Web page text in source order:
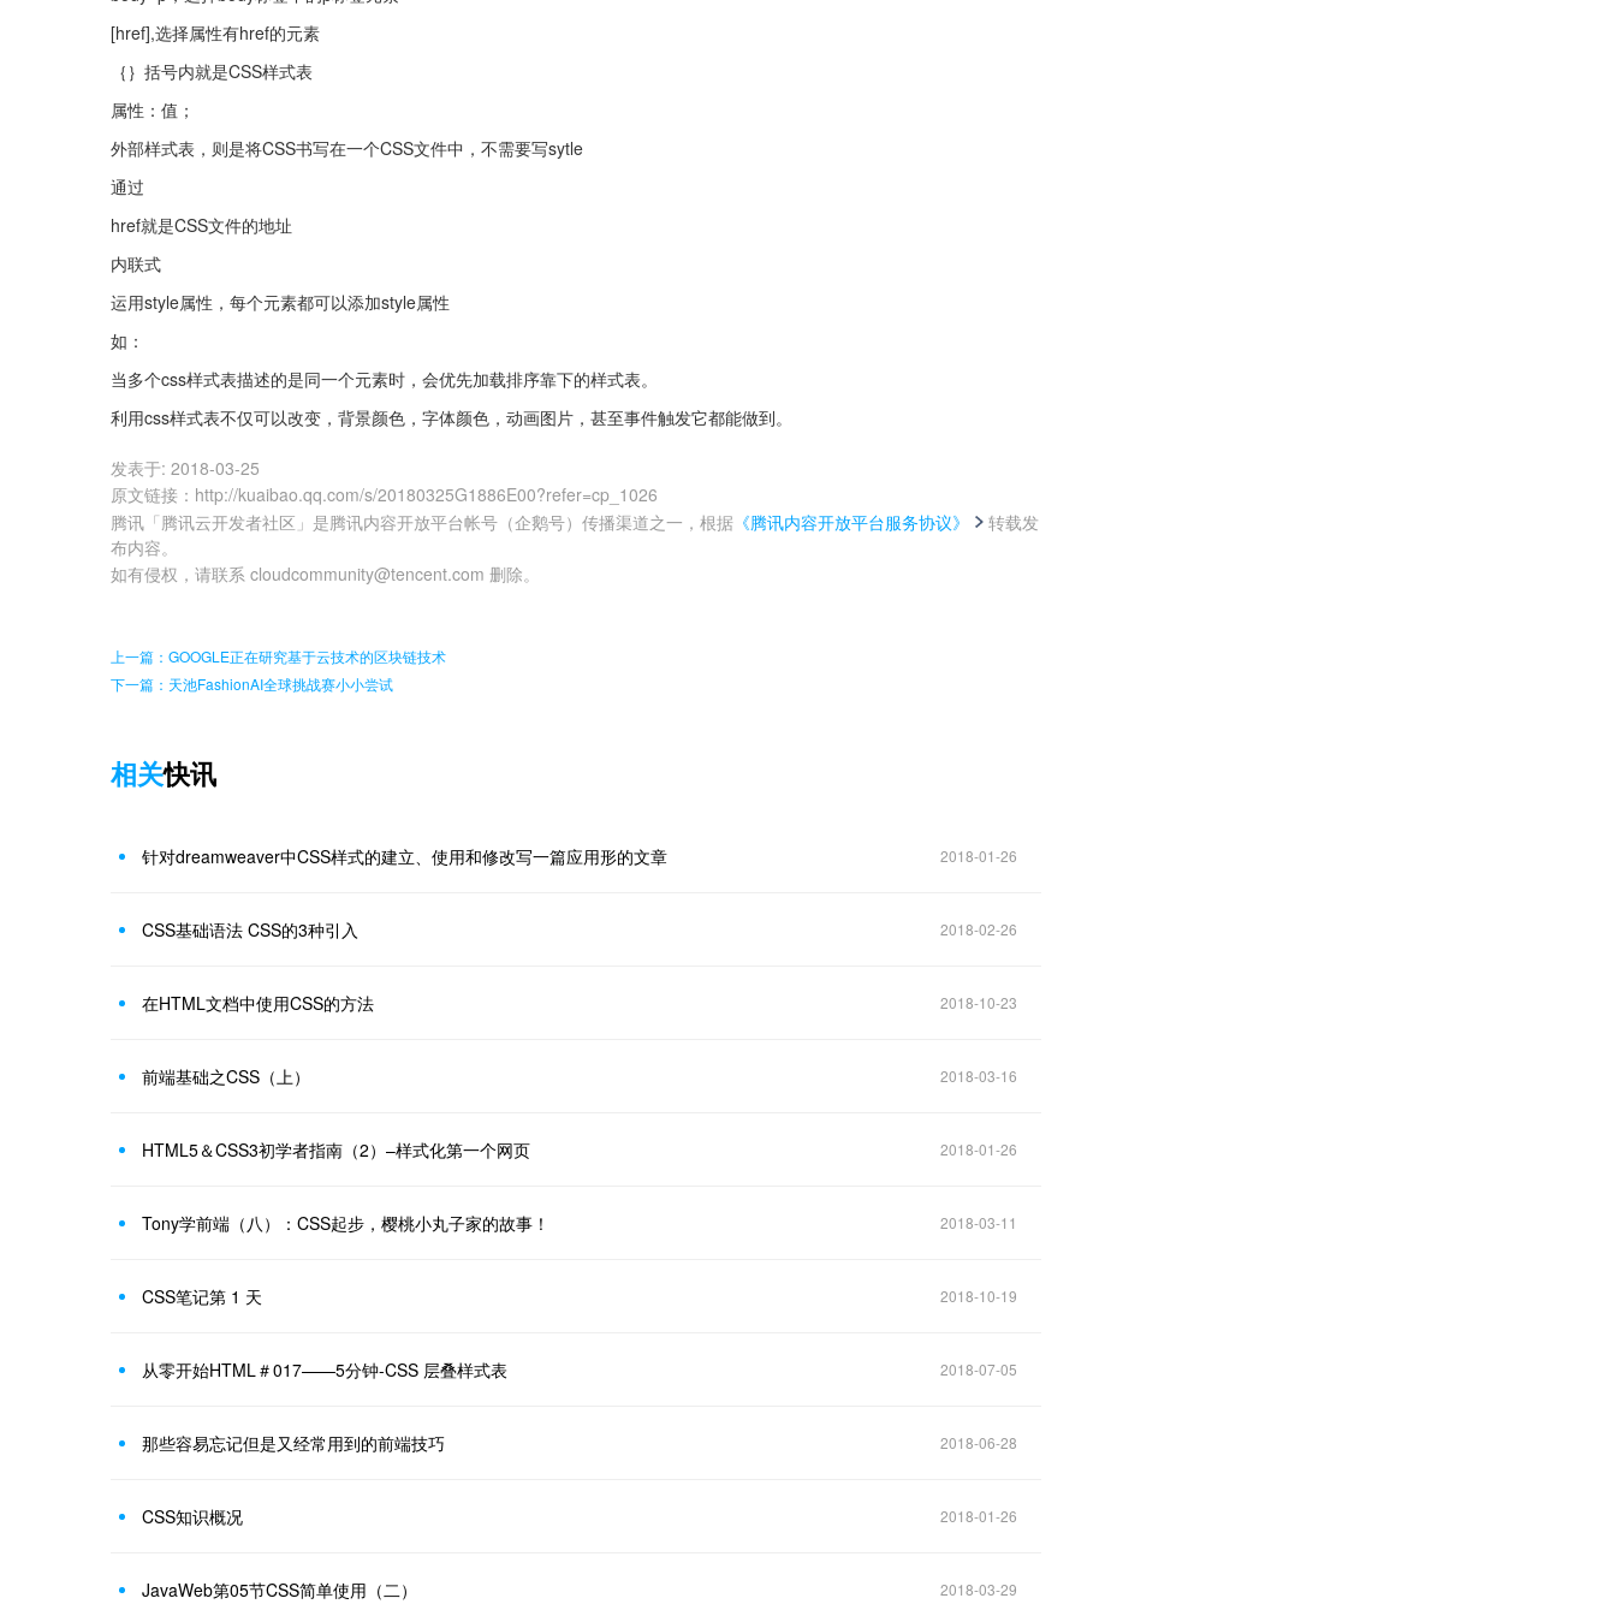
[href],选择属性有href的元素
｛｝括号内就是CSS样式表
属性：值；
外部样式表，则是将CSS书写在一个CSS文件中，不需要写sytle
通过
href就是CSS文件的地址
内联式
运用style属性，每个元素都可以添加style属性
如：
当多个css样式表描述的是同一个元素时，会优先加载排序靠下的样式表。
利用css样式表不仅可以改变，背景颜色，字体颜色，动画图片，甚至事件触发它都能做到。
发表于: 2018-03-25
原文链接 ： http://kuaibao.qq.com/s/20180325G1886E00?refer=cp_1026
腾讯「腾讯云开发者社区」是腾讯内容开放平台帐号（企鹅号）传播渠道之一，根据 《腾讯内容开放平台服务协议》
转载发
布内容。
如有侵权，请联系 cloudcommunity@tencent.com 删除。
上一篇：GOOGLE正在研究基于云技术的区块链技术
下一篇：天池FashionAI全球挑战赛小小尝试
相关快讯
针对dreamweaver中CSS样式的建立、使用和修改写一篇应用形的文章 2018-01-26
CSS基础语法 CSS的3种引入 2018-02-26
在HTML文档中使用CSS的方法 2018-10-23
前端基础之CSS（上） 2018-03-16
HTML5＆CSS3初学者指南（2）–样式化第一个网页 2018-01-26
Tony学前端（八）：CSS起步，樱桃小丸子家的故事！ 2018-03-11
CSS笔记第 1 天 2018-10-19
从零开始HTML＃017——5分钟-CSS 层叠样式表 2018-07-05
那些容易忘记但是又经常用到的前端技巧 2018-06-28
CSS知识概况 2018-01-26
JavaWeb第05节CSS简单使用（二） 2018-03-29